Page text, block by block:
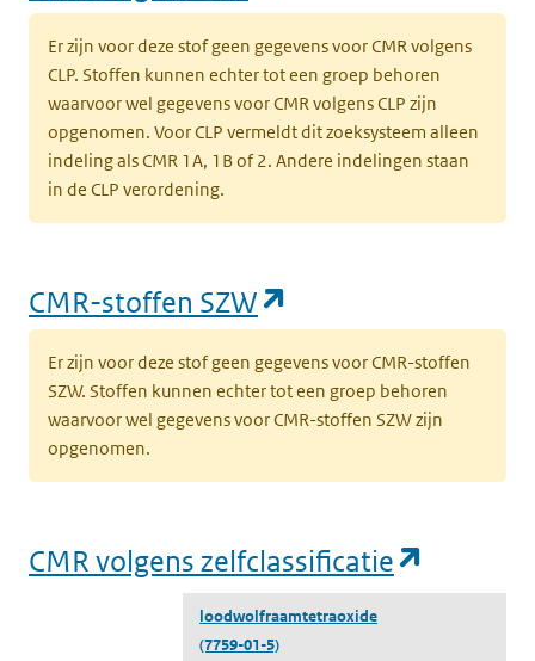
Er zijn voor deze stof geen gegevens voor CMR volgens
CLP. Stoffen kunnen echter tot een groep behoren
waarvoor wel gegevens voor CMR volgens CLP zijn
opgenomen. Voor CLP vermeldt dit zoeksysteem alleen
indeling als CMR 1A, 1B of 2. Andere indelingen staan
in de CLP verordening.
CMR-stoffen SZW
Er zijn voor deze stof geen gegevens voor CMR-stoffen
SZW. Stoffen kunnen echter tot een groep behoren
waarvoor wel gegevens voor CMR-stoffen SZW zijn
opgenomen.
CMR volgens zelfclassificatie
loodwolfraamtetraoxide
(7759-01-5)